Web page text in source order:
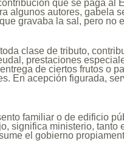
que se paga al
algunos autores, gabela
gravaba la sal, pero no
clase de tributo,
prestaciones
de ciertos frutos o
En acepción figurada,
familiar o de edificio
significa ministerio, tanto
el gobierno